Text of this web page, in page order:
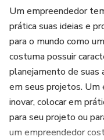
Um empreendedor
prática suas ideias e
para o mundo como
costuma possuir
planejamento de suas
em seus projetos.
inovar, colocar em
para seu projeto ou
um empreendedor